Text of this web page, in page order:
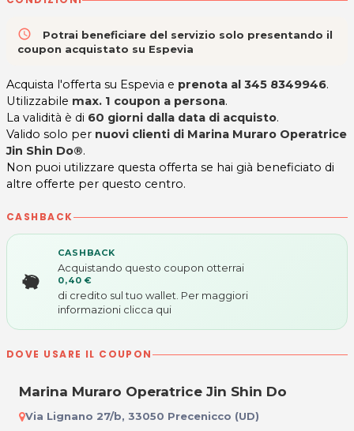
access_time
Potrai beneficiare del servizio solo presentando il
coupon acquistato su Espevia
Acquista l'offerta su Espevia e prenota al 345 8349946.
Utilizzabile max. 1 coupon a persona.
La validità è di 60 giorni dalla data di acquisto.
Valido solo per nuovi clienti di Marina Muraro Operatrice
Jin Shin Do®.
Non puoi utilizzare questa offerta se hai già beneficiato di
altre offerte per questo centro.
CASHBACK
CASHBACK
Acquistando questo coupon otterrai
0,40 €
di credito sul tuo wallet. Per maggiori
informazioni clicca qui
DOVE USARE IL COUPON
Marina Muraro Operatrice Jin Shin Do
Via Lignano 27/b, 33050 Precenicco (UD)